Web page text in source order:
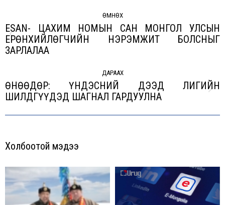
ӨМНӨХ
Previous
ESAN- ЦАХИМ НОМЫН САН МОНГОЛ УЛСЫН
ЕРӨНХИЙЛӨГЧИЙН НЭРЭМЖИТ БОЛСНЫГ
ЗАРЛАЛАА
ДАРААХ
Next
post:
ӨНӨӨДӨР: ҮНДЭСНИЙ ДЭЭД ЛИГИЙН
ШИЛДГҮҮДЭД ШАГНАЛ ГАРДУУЛНА
Холбоотой мэдээ